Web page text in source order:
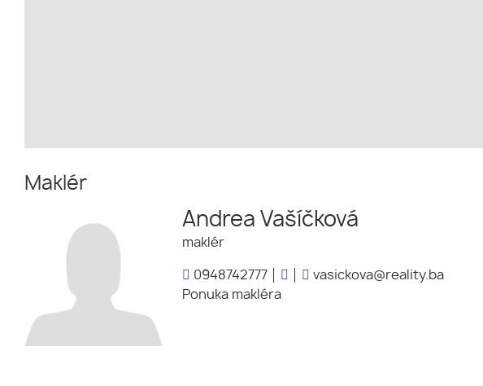
Maklér
Andrea Vašíčková
maklér
0948742777
vasickova@reality.ba
Ponuka makléra